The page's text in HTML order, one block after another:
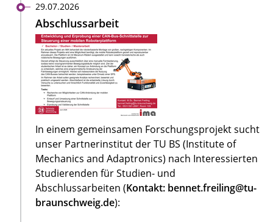
29.07.2026
Abschlussarbeit
In einem gemeinsamen Forschungsprojekt sucht
unser Partnerinstitut der TU BS (Institute of
Mechanics and Adaptronics) nach Interessierten
Studierenden für Studien- und
Abschlussarbeiten (Kontakt: bennet.freiling@tu-
braunschweig.de):